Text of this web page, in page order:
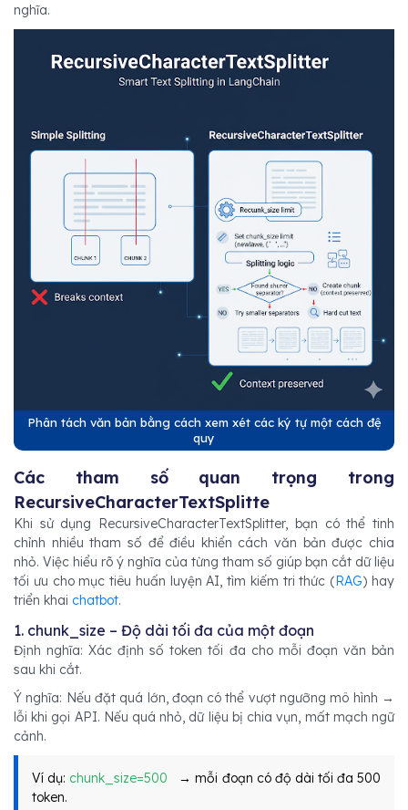
nghĩa.
Phân tách văn bản bằng cách xem xét các ký tự một cách đệ
quy
Các tham số quan trọng trong
RecursiveCharacterTextSplitte
Khi sử dụng RecursiveCharacterTextSplitter, bạn có thể tinh
chỉnh nhiều tham số để điều khiển cách văn bản được chia
nhỏ. Việc hiểu rõ ý nghĩa của từng tham số giúp bạn cắt dữ liệu
tối ưu cho mục tiêu huấn luyện AI, tìm kiếm tri thức (RAG) hay
triển khai chatbot.
1. chunk_size – Độ dài tối đa của một đoạn
Định nghĩa: Xác định số token tối đa cho mỗi đoạn văn bản
sau khi cắt.
Ý nghĩa: Nếu đặt quá lớn, đoạn có thể vượt ngưỡng mô hình →
lỗi khi gọi API. Nếu quá nhỏ, dữ liệu bị chia vụn, mất mạch ngữ
cảnh.
Ví dụ: chunk_size=500 → mỗi đoạn có độ dài tối đa 500
token.